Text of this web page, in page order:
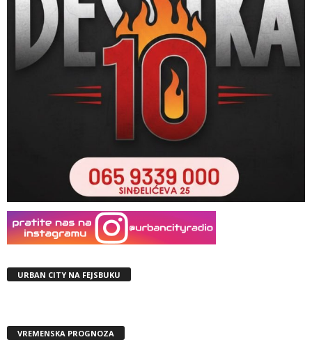
URBAN CITY NA FEJSBUKU
VREMENSKA PROGNOZA